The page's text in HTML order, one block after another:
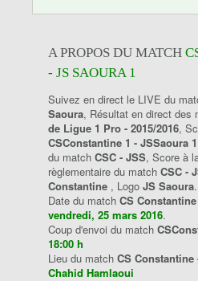
A PROPOS DU MATCH
- JS SAOURA 1
Suivez en direct le LIVE du
Saoura, Résultat en direct des
de Ligue 1 Pro - 2015/2016,
CSConstantine 1 - JSSaoura 1
du match CSC - JSS, Score à
règlementaire du match CSC -
Constantine , Logo JS Saoura.
Date du match CS
vendredi, 25 mars 2016.
Coup d'envoi du match
18:00 h
Lieu du match CS Constantine
Chahid Hamlaoui